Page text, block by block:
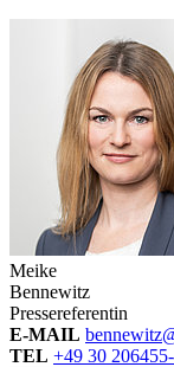
Meike
Bennewitz
Pressereferentin
E-MAIL
TEL +49 30